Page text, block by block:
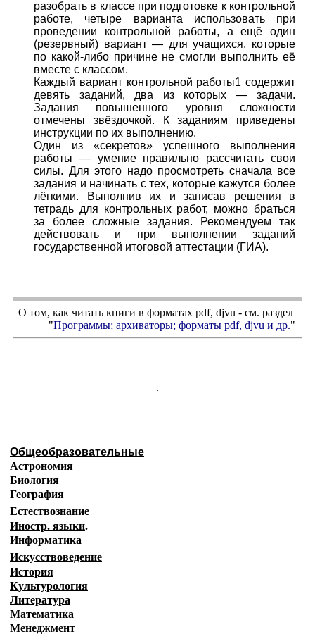
разобрать в классе при подготовке к контрольной
работе, четыре варианта использовать при
проведении контрольной работы, а ещё один
(резервный) вариант — для учащихся, которые
по какой-либо причине не смогли выполнить её
вместе с классом.
Каждый вариант контрольной работы1 содержит
девять заданий, два из которых — задачи.
Задания повышенного уровня сложности
отмечены звёздочкой. К заданиям приведены
инструкции по их выполнению.
Один из «секретов» успешного выполнения
работы — умение правильно рассчитать свои
силы. Для этого надо просмотреть сначала все
задания и начинать с тех, которые кажутся более
лёгкими. Выполнив их и записав решения в
тетрадь для контрольных работ, можно браться
за более сложные задания. Рекомендуем так
действовать и при выполнении заданий
государственной итоговой аттестации (ГИА).
О том, как читать книги в форматах pdf, djvu - см. раздел
"Программы; архиваторы; форматы pdf, djvu и др."
.
Общеобразовательные
Астрономия
Биология
География
Естествознание
Иностр. языки.
Информатика
Искусствоведение
История
Культурология
Литература
Математика
Менеджмент